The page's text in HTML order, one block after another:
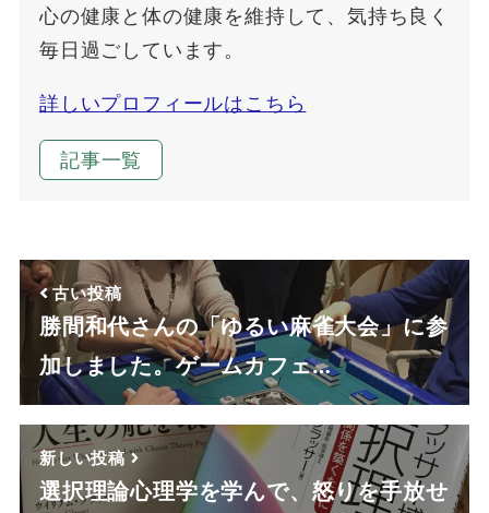
心の健康と体の健康を維持して、気持ち良く
毎日過ごしています。
詳しいプロフィールはこちら
記事一覧
古い投稿
勝間和代さんの「ゆるい麻雀大会」に参
加しました。ゲームカフェ…
新しい投稿
選択理論心理学を学んで、怒りを手放せ